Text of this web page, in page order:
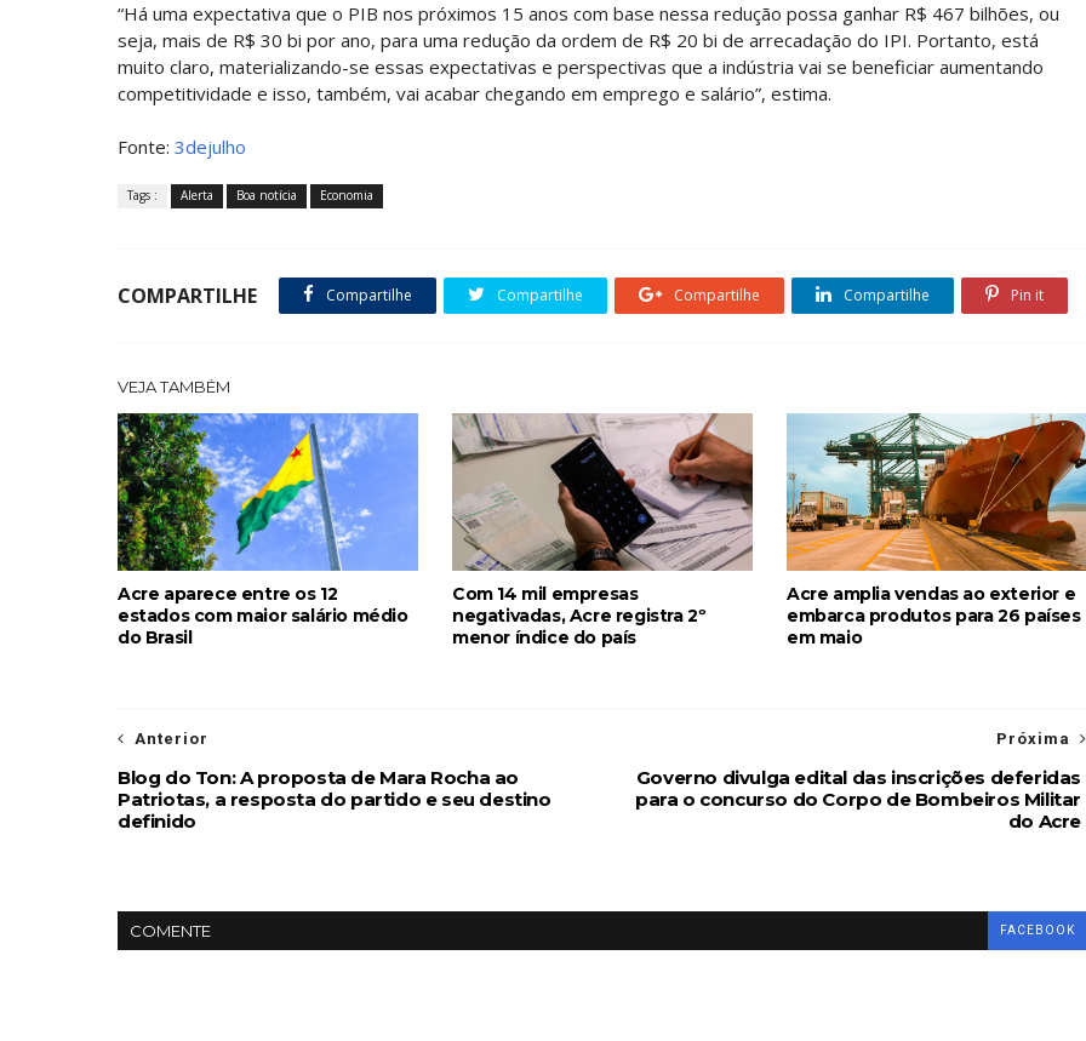
“Há uma expectativa que o PIB nos próximos 15 anos com base nessa redução possa ganhar R$ 467 bilhões, ou
seja, mais de R$ 30 bi por ano, para uma redução da ordem de R$ 20 bi de arrecadação do IPI. Portanto, está
muito claro, materializando-se essas expectativas e perspectivas que a indústria vai se beneficiar aumentando
competitividade e isso, também, vai acabar chegando em emprego e salário”, estima.
Fonte: 3dejulho
Tags : Alerta Boa notícia Economia
COMPARTILHE Compartilhe Compartilhe Compartilhe Compartilhe Pin it
VEJA TAMBÉM
Acre aparece entre os 12
estados com maior salário médio
do Brasil
Com 14 mil empresas
negativadas, Acre registra 2º
menor índice do país
Acre amplia vendas ao exterior e
embarca produtos para 26 países
em maio
Próxima
Governo divulga edital das inscrições deferidas
para o concurso do Corpo de Bombeiros Militar
do Acre
Anterior
Blog do Ton: A proposta de Mara Rocha ao
Patriotas, a resposta do partido e seu destino
definido
COMENTE FACEBOOK